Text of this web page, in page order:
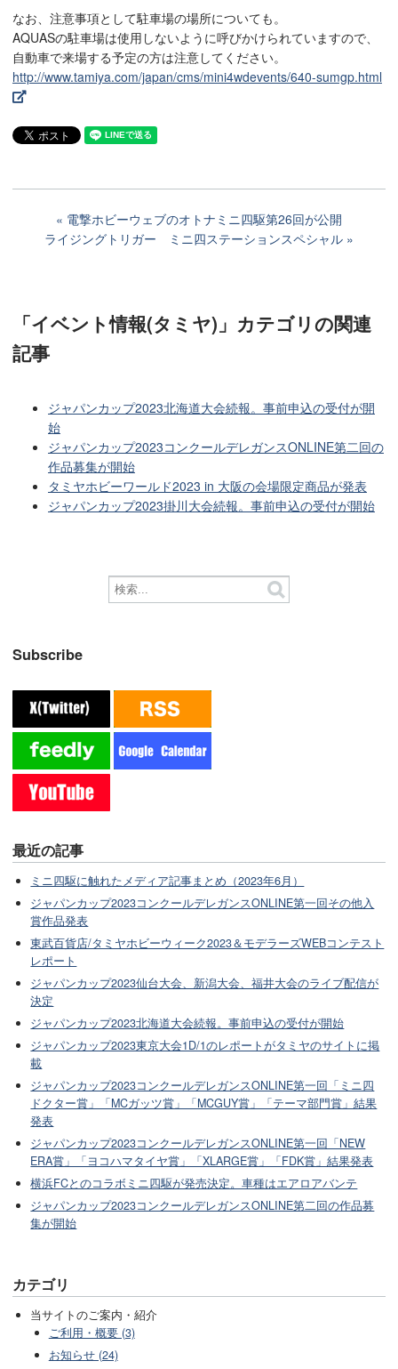
なお、注意事項として駐車場の場所についても。
AQUASの駐車場は使用しないように呼びかけられていますので、
自動車で来場する予定の方は注意してください。
http://www.tamiya.com/japan/cms/mini4wdevents/640-sumgp.html
電撃ホビーウェブのオトナミニ四駆第26回が公開
ライジングトリガー ミニ四ステーションスペシャル
「イベント情報(タミヤ)」カテゴリの関連
記事
ジャパンカップ2023北海道大会続報。事前申込の受付が開
始
ジャパンカップ2023コンクールデレガンスONLINE第二回の
作品募集が開始
タミヤホビーワールド2023 in 大阪の会場限定商品が発表
ジャパンカップ2023掛川大会続報。事前申込の受付が開始
Subscribe
最近の記事
ミニ四駆に触れたメディア記事まとめ（2023年6月）
ジャパンカップ2023コンクールデレガンスONLINE第一回その他入
賞作品発表
東武百貨店/タミヤホビーウィーク2023＆モデラーズWEBコンテスト
レポート
ジャパンカップ2023仙台大会、新潟大会、福井大会のライブ配信が
決定
ジャパンカップ2023北海道大会続報。事前申込の受付が開始
ジャパンカップ2023東京大会1D/1のレポートがタミヤのサイトに掲
載
ジャパンカップ2023コンクールデレガンスONLINE第一回「ミニ四
ドクター賞」「MCガッツ賞」「MCGUY賞」「テーマ部門賞」結果
発表
ジャパンカップ2023コンクールデレガンスONLINE第一回「NEW
ERA賞」「ヨコハマタイヤ賞」「XLARGE賞」「FDK賞」結果発表
横浜FCとのコラボミニ四駆が発売決定。車種はエアロアバンテ
ジャパンカップ2023コンクールデレガンスONLINE第二回の作品募
集が開始
カテゴリ
当サイトのご案内・紹介
ご利用・概要 (3)
お知らせ (24)